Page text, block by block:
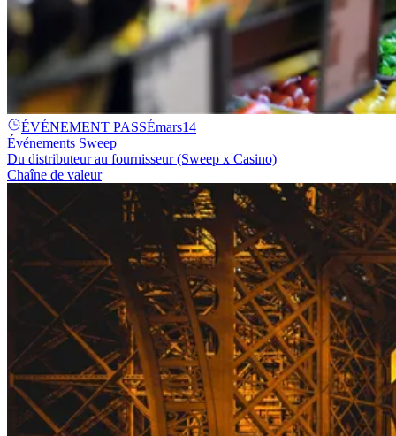
ÉVÉNEMENT PASSÉmars14
Événements Sweep
Du distributeur au fournisseur (Sweep x Casino)
Chaîne de valeur